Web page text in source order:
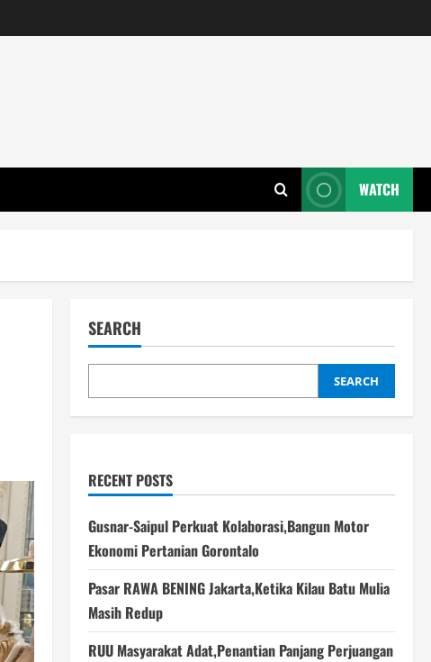
WATCH
SEARCH
SEARCH
RECENT POSTS
Gusnar-Saipul Perkuat Kolaborasi,Bangun Motor
Ekonomi Pertanian Gorontalo
Pasar RAWA BENING Jakarta,Ketika Kilau Batu Mulia
Masih Redup
RUU Masyarakat Adat,Penantian Panjang Perjuangan